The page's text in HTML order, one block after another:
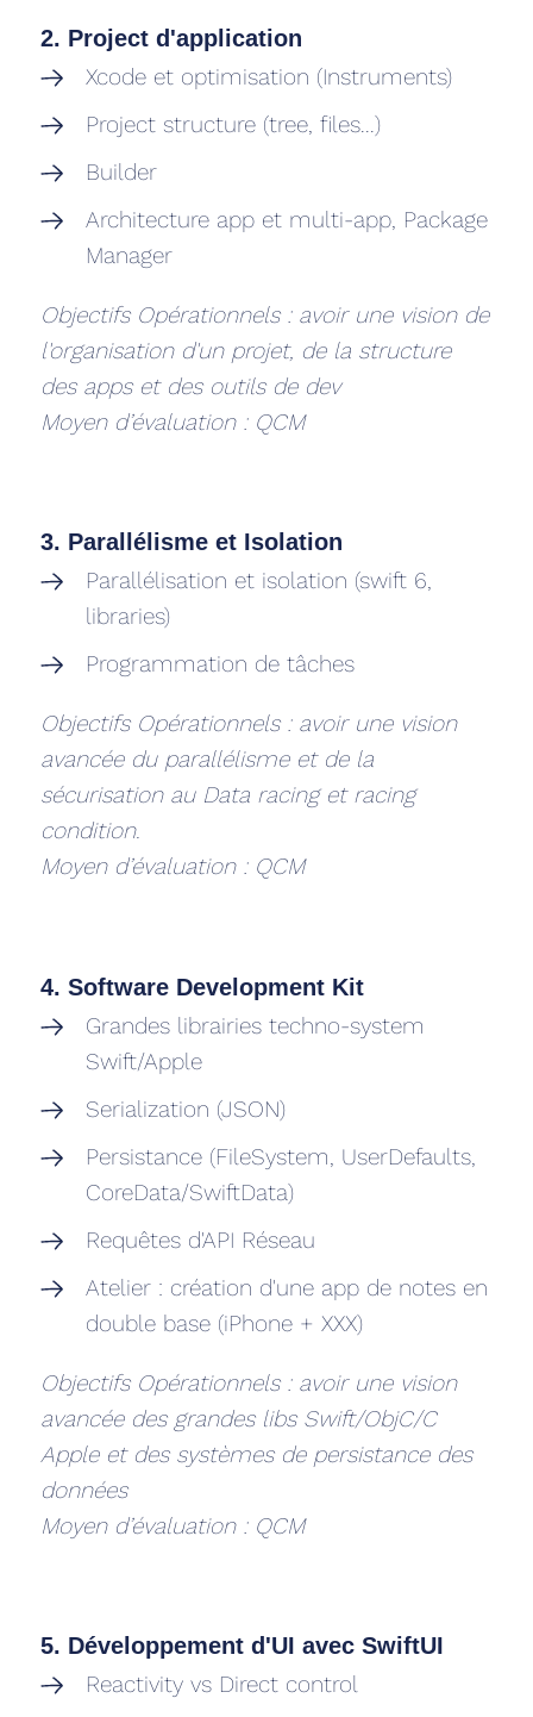
2. Project d'application
Xcode et optimisation (Instruments)
Project structure (tree, files...)
Builder
Architecture app et multi-app, Package
Manager
Objectifs Opérationnels : avoir une vision de
l'organisation d'un projet, de la structure
des apps et des outils de dev
Moyen d’évaluation : QCM
3. Parallélisme et Isolation
Parallélisation et isolation (swift 6,
libraries)
Programmation de tâches
Objectifs Opérationnels : avoir une vision
avancée du parallélisme et de la
sécurisation au Data racing et racing
condition.
Moyen d’évaluation : QCM
‍4. Software Development Kit
Grandes librairies techno-system
Swift/Apple
Serialization (JSON)
Persistance (FileSystem, UserDefaults,
CoreData/SwiftData)
Requêtes d'API Réseau
Atelier : création d'une app de notes en
double base (iPhone + XXX)
Objectifs Opérationnels : avoir une vision
avancée des grandes libs Swift/ObjC/C
Apple et des systèmes de persistance des
données
Moyen d’évaluation : QCM
5. Développement d'UI avec SwiftUI
Reactivity vs Direct control